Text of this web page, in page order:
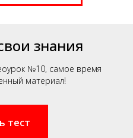
знания
№10, самое время
материал!
тест